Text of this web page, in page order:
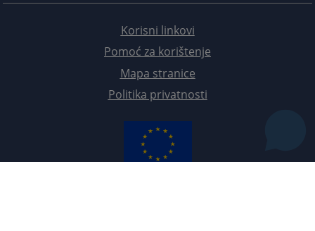
Korisni linkovi
Pomoć za korištenje
Mapa stranice
Politika privatnosti